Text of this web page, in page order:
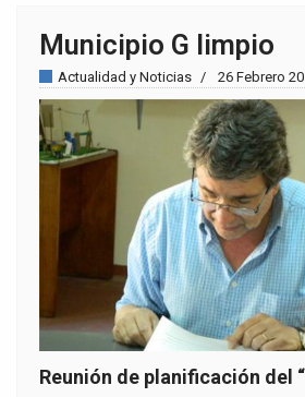
Municipio G limpio
Actualidad y Noticias 26 Febrero
Reunión de planificación del